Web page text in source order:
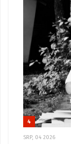
4
SRP, 04 2026